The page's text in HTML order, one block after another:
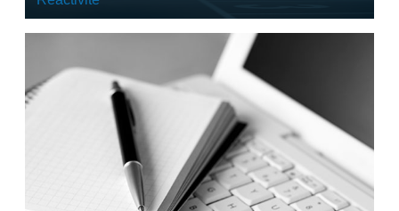
heures et une confirmation d’inscription dans les 48
heures après acceptation du devis.